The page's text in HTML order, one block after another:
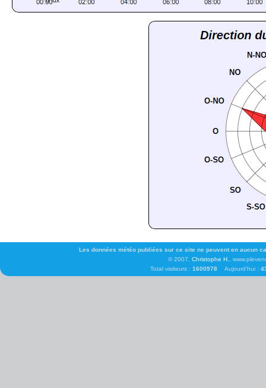
Les données météo publiées sur ce site ne peuvent en aucun
© 2007,Christophe H.,
Total visiteurs : 1600978 Aujourd'hui :